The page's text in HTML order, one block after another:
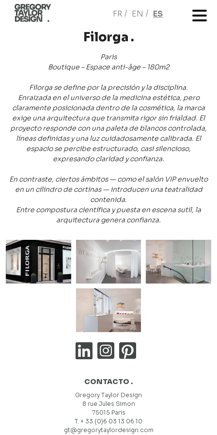
FR EN ES
Filorga .
Paris
Boutique – Espace anti-âge – 180m2
Filorga se define por la precisión y la disciplina.
Enraizada en el universo de la medicina estética, pero
claramente posicionada dentro de la cosmética, la marca
exige una arquitectura que transmita rigor sin frialdad. El
proyecto responde con una paleta de blancos controlada,
líneas definidas y una luz cuidadosamente calibrada. El
espacio se percibe estructurado, casi silencioso,
expresando claridad y confianza.
En contraste, ciertos ámbitos — como el salón VIP envuelto
en un cilindro de cortinas — introducen una teatralidad
contenida.
Entre compostura científica y puesta en escena sutil, la
arquitectura genera confianza.
CONTACTO .
Gregory Taylor Design
8 rue Jules Simon
75015 Paris
T. + 33 (0)6 03 13 06 10
gt@gregorytaylordesign.com